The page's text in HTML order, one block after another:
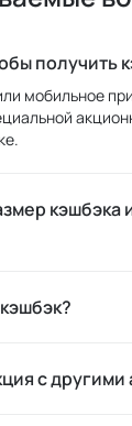
получить
мобильное
кэшбэка
с другими